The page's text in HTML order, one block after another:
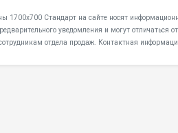
Стандарт на сайте носят
уведомления и могут отличаться
отдела продаж. Контактная